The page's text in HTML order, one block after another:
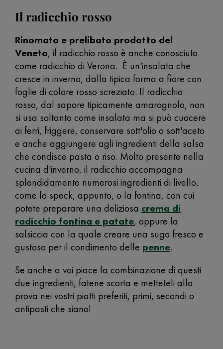
Il radicchio rosso
Rinomato e prelibato prodotto del
Veneto, il radicchio rosso è anche conosciuto
come radicchio di Verona. È un'insalata che
cresce in inverno, dalla tipica forma a fiore con
foglie di colore rosso screziato. Il radicchio
rosso, dal sapore tipicamente amarognolo, non
si usa soltanto come insalata ma si può cuocere
ai ferri, friggere, conservare sott'olio o sott'aceto
e anche aggiungere agli ingredienti della salsa
che condisce pasta o riso. Molto presente nella
cucina d'inverno, il radicchio accompagna
splendidamente numerosi ingredienti di livello,
come lo speck, appunto, o la fontina, con cui
potete preparare una deliziosa crema di
radicchio fontina e patate, oppure la
salsiccia con la quale creare una sugo fresco e
gustoso per il condimento delle penne.
Se anche a voi piace la combinazione di questi
due ingredienti, fatene scorta e metteteli alla
prova nei vostri piatti preferiti, primi, secondi o
antipasti che siano!